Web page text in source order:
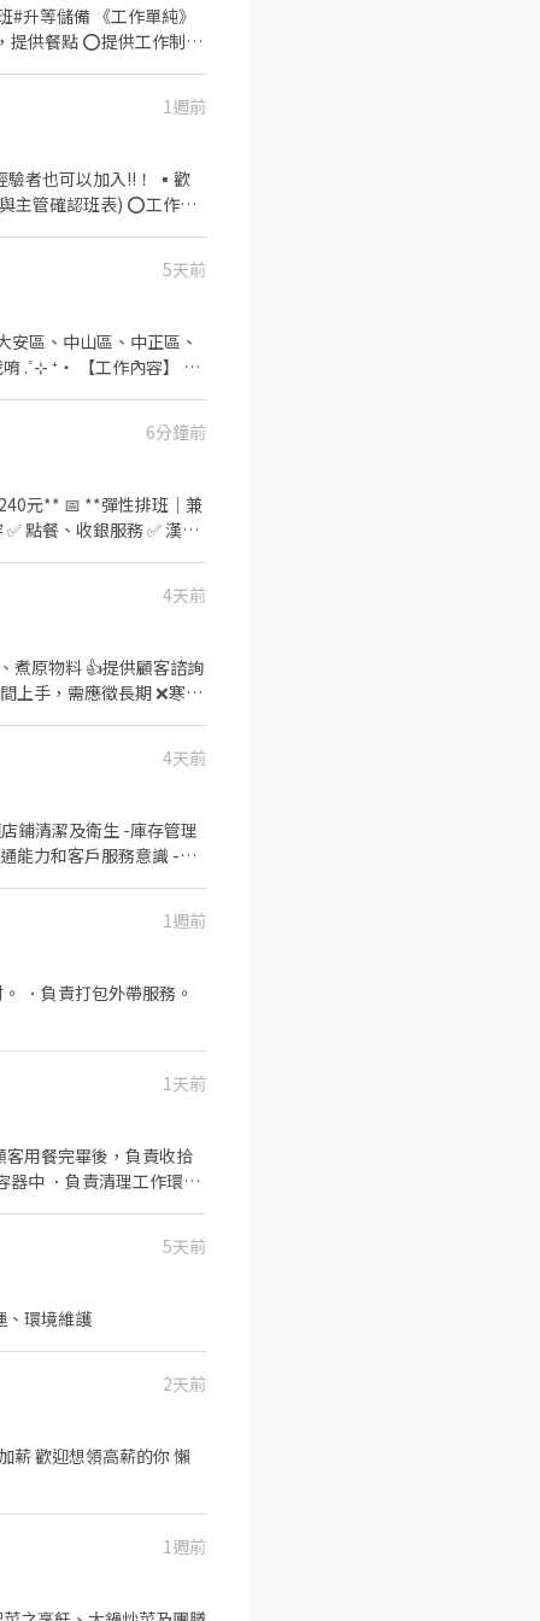
工作單純》
1週前
班表) ⭕工作內
析等專業知識 ▪升遷快速
內用餐折扣 ⑦提供員工
5天前
‧⁺
286號 👉中山區
公園店📍台北市中正區公
話＋截圖職缺」就能聯
6分鐘前
元** 📅 **彈性排班｜兼
餐、收銀服務 ✅ 漢
補貼 10% 🩺 體檢補助
內湖區內湖路一段283號1
✔ 願意配合內、外場工
寫履歷 👉
： **姓名＋電話＋Mini
多一份收入？ ✨ 想累
4天前
4天前
鋪清潔及衛生 -庫存管理
1週前
．負責打包外帶服務。
1天前
用餐完畢後，負責收拾
器中 ．負責清理工作環
5天前
作 、內場營運、環境維護
2天前
1週前